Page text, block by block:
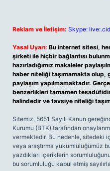
Reklam ve İletişim: Skype:
Yasal Uyarı: Bu internet sitesi,
şirketi ile hiçbir bağlantısı
hazırladığımız makaleler
haber niteliği taşımamakta olup,
paylaşım yapılmamaktadır.
benzerlikleri tamamen
halindedir ve tavsiye niteliği
Sitemiz, 5651 Sayılı Kanun
Kurumu (BTK) tarafından
vermektedir. Bu nedenle, sitedeki
veya araştırma yükümlülüğümüz
yazdıkları içeriklerin
bu sorumluluğu kabul etmiş